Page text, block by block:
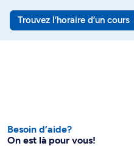
Trouvez l’horaire d’un cours
Besoin d’aide?
On est là pour vous!